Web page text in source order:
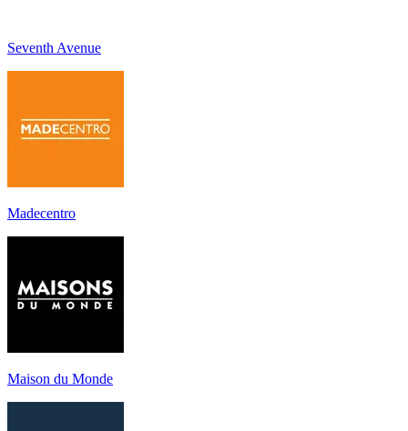
Seventh Avenue
Madecentro
Maison du Monde